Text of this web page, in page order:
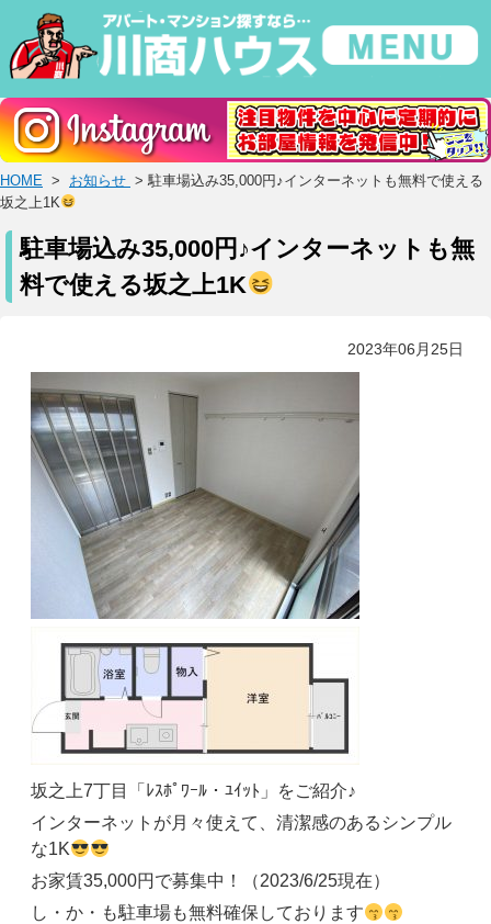
HOME > お知らせ > 駐車場込み35,000円♪インターネットも無料で使える
坂之上1K
駐車場込み35,000円♪インターネットも無
料で使える坂之上1K
2023年06月25日
坂之上7丁目「ﾚｽﾎﾟﾜｰﾙ・ﾕｲｯﾄ」をご紹介♪
インターネットが月々使えて、清潔感のあるシンプル
な1K
お家賃35,000円で募集中！（2023/6/25現在）
し・か・も駐車場も無料確保しております